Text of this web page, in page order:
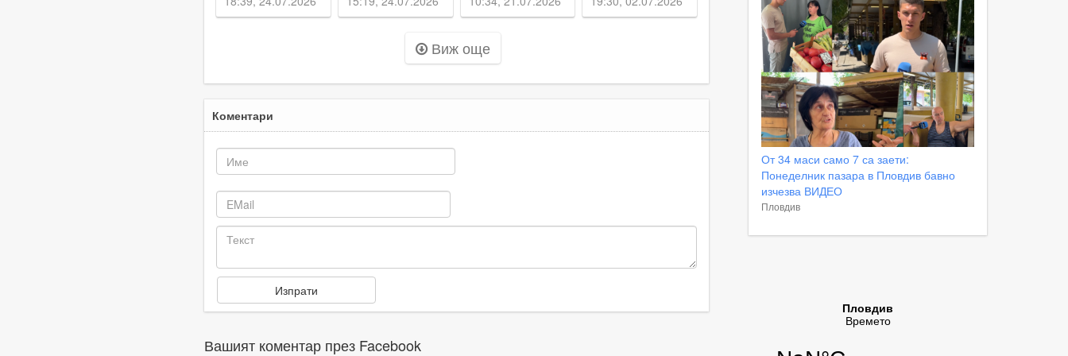
предимство
за изграждането
на парка „Кан
Крум“
разкопки -
Виж още
Коментари
Вашият коментар през Facebook
От 34 маси само 7 са заети:
Понеделник пазара в Пловдив бавно
изчезва ВИДЕО
Пловдив